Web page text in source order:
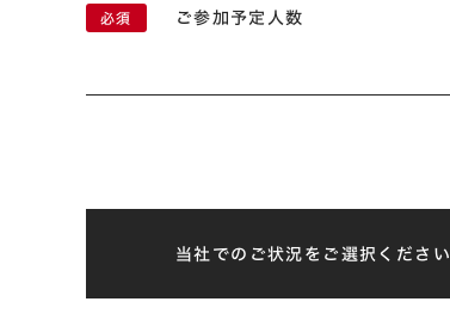
ご参加予定人数
当社でのご状況をご選択ください